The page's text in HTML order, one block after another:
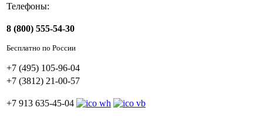
Телефоны:
8 (800) 555-54-30
Бесплатно по России
+7 (495) 105-96-04
+7 (3812) 21-00-57
+7 913 635-45-04